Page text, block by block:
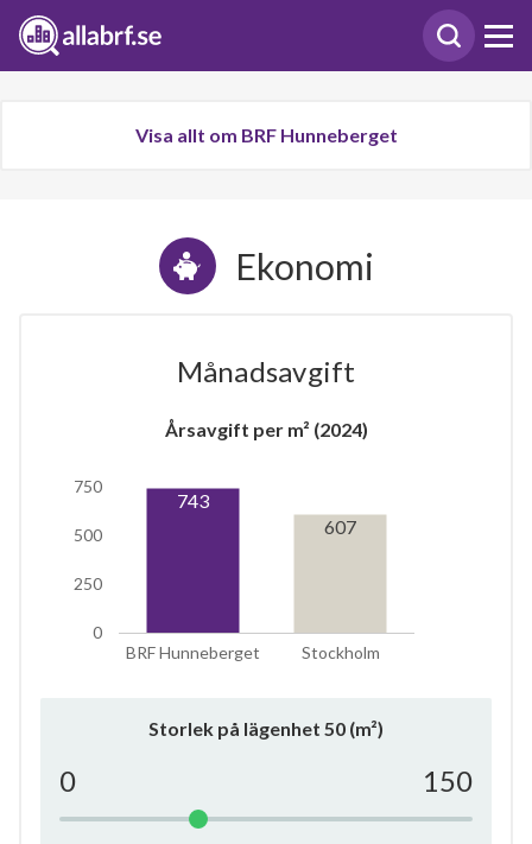
Visa allt om BRF Hunneberget
Ekonomi
Månadsavgift
Årsavgift per m² (2024)
BRF Hunneberget Stockholm
0
250
500
750
743
607
Storlek på lägenhet 50 (m²)
0 150